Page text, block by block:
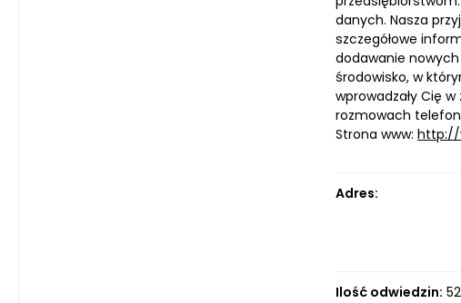
danych. Nasza
szczegółowe
dodawanie
środowisko, w
wprowadzały Cię
rozmowach
Strona www: http://
Adres:
Ilość odwiedzin: